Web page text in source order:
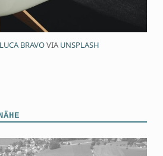
LUCA BRAVOVIA UNSPLASH